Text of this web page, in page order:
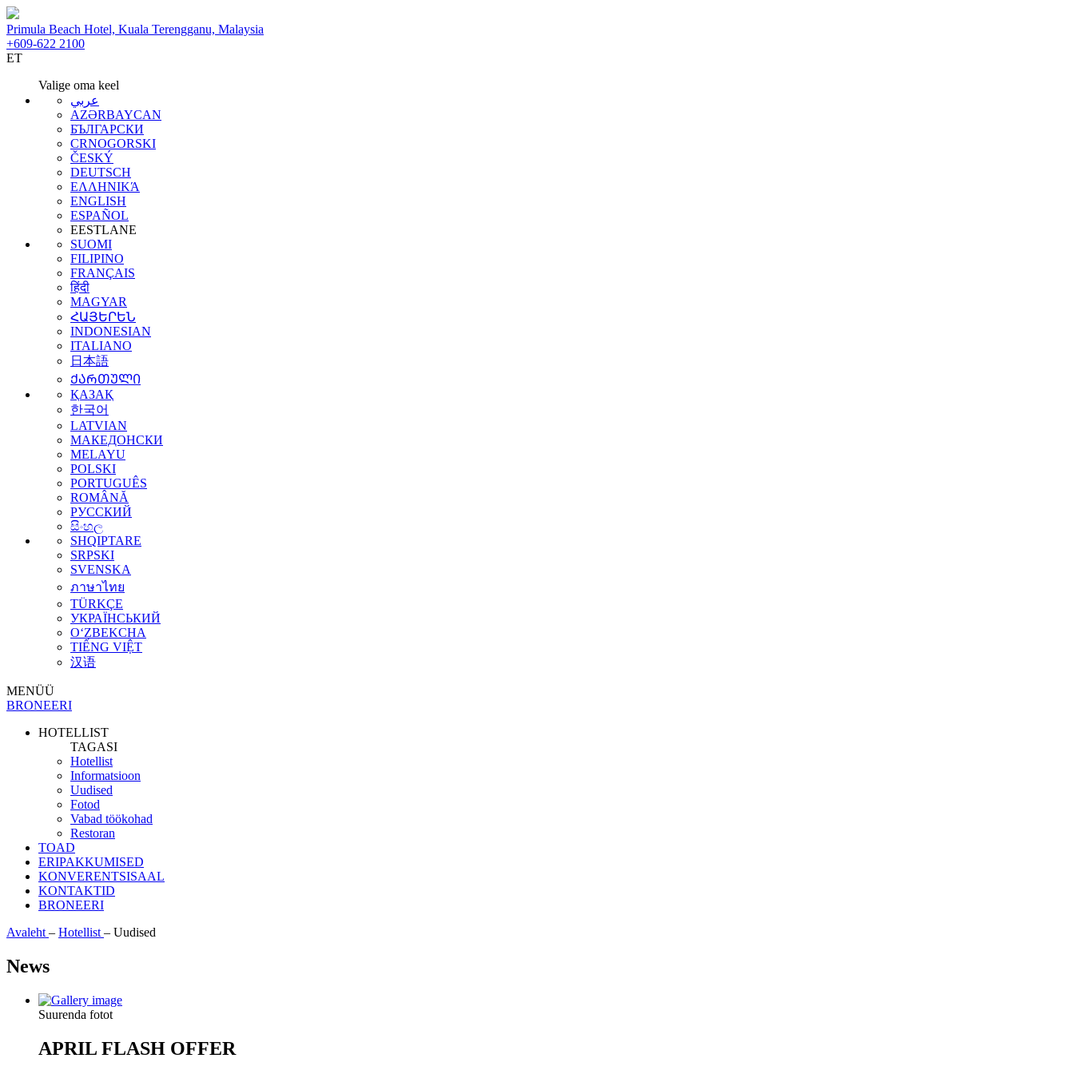
Primula Beach Hotel, Kuala Terengganu, Malaysia
+609-622 2100
ET
Valige oma keel
عربي
AZƏRBAYCAN
БЪЛГАРСКИ
CRNOGORSKI
ČESKÝ
DEUTSCH
ΕΛΛΗΝΙΚΆ
ENGLISH
ESPAÑOL
EESTLANE
SUOMI
FILIPINO
FRANÇAIS
हिंदी
MAGYAR
ՀԱՅԵՐԵՆ
INDONESIAN
ITALIANO
日本語
ᲥᲐᲠᲗᲣᲚᲘ
ҚАЗАҚ
한국어
LATVIAN
МАКЕДОНСКИ
MELAYU
POLSKI
PORTUGUÊS
ROMÂNĂ
РУССКИЙ
සිංහල
SHQIPTARE
SRPSKI
SVENSKA
ภาษาไทย
TÜRKÇE
УКРАЇНСЬКИЙ
O‘ZBEKCHA
TIẾNG VIỆT
汉语
MENÜÜ
BRONEERI
HOTELLIST
TAGASI
Hotellist
Informatsioon
Uudised
Fotod
Vabad töökohad
Restoran
TOAD
ERIPAKKUMISED
KONVERENTSISAAL
KONTAKTID
BRONEERI
Avaleht – Hotellist – Uudised
News
Suurenda fotot
APRIL FLASH OFFER